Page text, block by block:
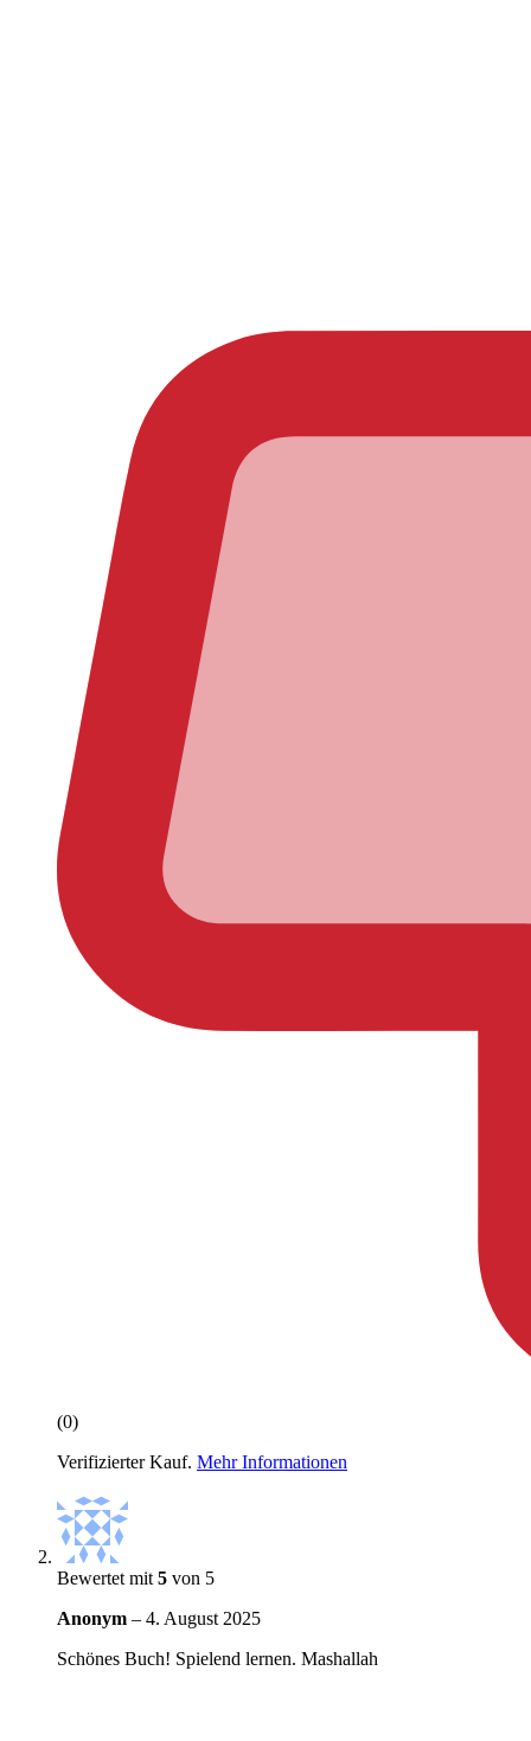
(0)
Verifizierter Kauf. Mehr Informationen
Bewertet mit 5 von 5
Anonym – 4. August 2025
Schönes Buch! Spielend lernen. Mashallah